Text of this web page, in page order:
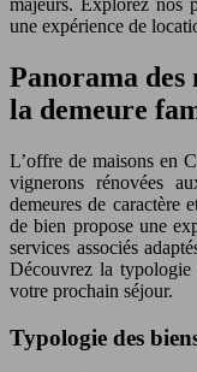
majeurs. Explorez nos
une expérience de
Panorama des
la demeure
L’offre de maisons en
vignerons rénovées
demeures de caractère
de bien propose une
services associés
Découvrez la
votre prochain séjour.
Typologie des